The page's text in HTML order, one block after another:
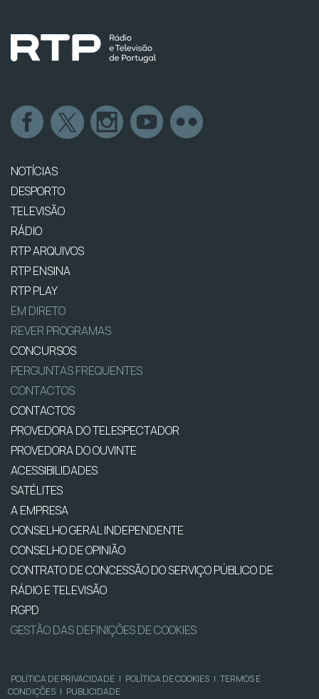
NOTÍCIAS
DESPORTO
TELEVISÃO
RÁDIO
RTP ARQUIVOS
RTP ENSINA
RTP PLAY
EM DIRETO
REVER PROGRAMAS
CONCURSOS
PERGUNTAS FREQUENTES
CONTACTOS
CONTACTOS
PROVEDORA DO TELESPECTADOR
PROVEDORA DO OUVINTE
ACESSIBILIDADES
SATÉLITES
A EMPRESA
CONSELHO GERAL INDEPENDENTE
CONSELHO DE OPINIÃO
CONTRATO DE CONCESSÃO DO SERVIÇO PÚBLICO DE
RÁDIO E TELEVISÃO
RGPD
GESTÃO DAS DEFINIÇÕES DE COOKIES
POLÍTICA DE PRIVACIDADE | POLÍTICA DE COOKIES | TERMOS E
CONDIÇÕES | PUBLICIDADE